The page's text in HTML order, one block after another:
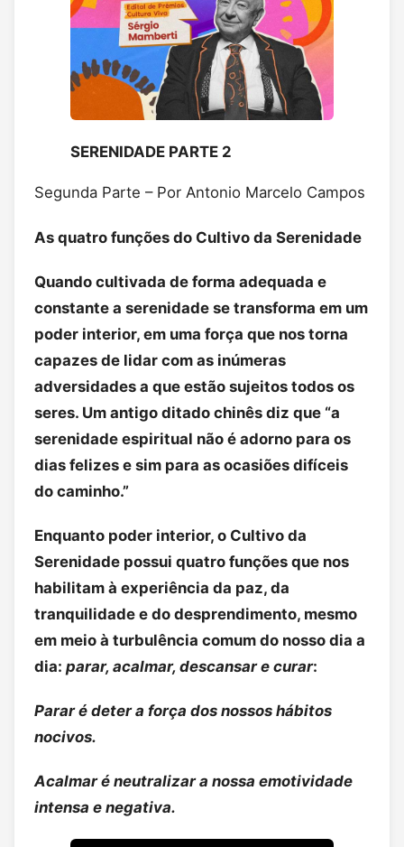
SERENIDADE PARTE 2
Segunda Parte – Por Antonio Marcelo Campos
As quatro funções do Cultivo da Serenidade
Quando cultivada de forma adequada e
constante a serenidade se transforma em um
poder interior, em uma força que nos torna
capazes de lidar com as inúmeras
adversidades a que estão sujeitos todos os
seres. Um antigo ditado chinês diz que “a
serenidade espiritual não é adorno para os
dias felizes e sim para as ocasiões difíceis
do caminho.”
Enquanto poder interior, o Cultivo da
Serenidade possui quatro funções que nos
habilitam à experiência da paz, da
tranquilidade e do desprendimento, mesmo
em meio à turbulência comum do nosso dia a
dia: parar, acalmar, descansar e curar:
Parar é deter a força dos nossos hábitos
nocivos.
Acalmar é neutralizar a nossa emotividade
intensa e negativa.